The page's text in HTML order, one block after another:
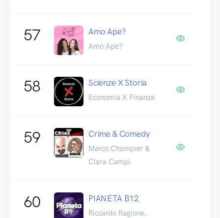
57 Amo Ape?
Amo Ape?
58 Scienze X Storia
Economia X Finanza
59 Crime & Comedy
Marco Champier &
Clara Campi
60 PIANETA B12
Riccardo Ragione,